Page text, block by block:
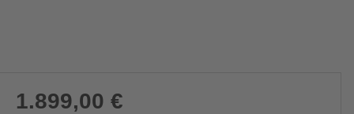
1.899,00 €